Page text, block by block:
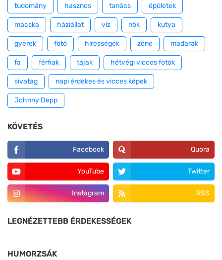
tudomány hasznos tanács épületek
macska háziállat víz nők kutya
gyerek fotó hírességek zene madarak
fa férfiak tájak hétvégi vicces fotók
sivatag napi érdekes és vicces képek
Johnny Depp
KÖVETÉS
Facebook Quora
YouTube Twitter
Instagram RSS
LEGNÉZETTEBB ÉRDEKESSÉGEK
HUMORZSÁK